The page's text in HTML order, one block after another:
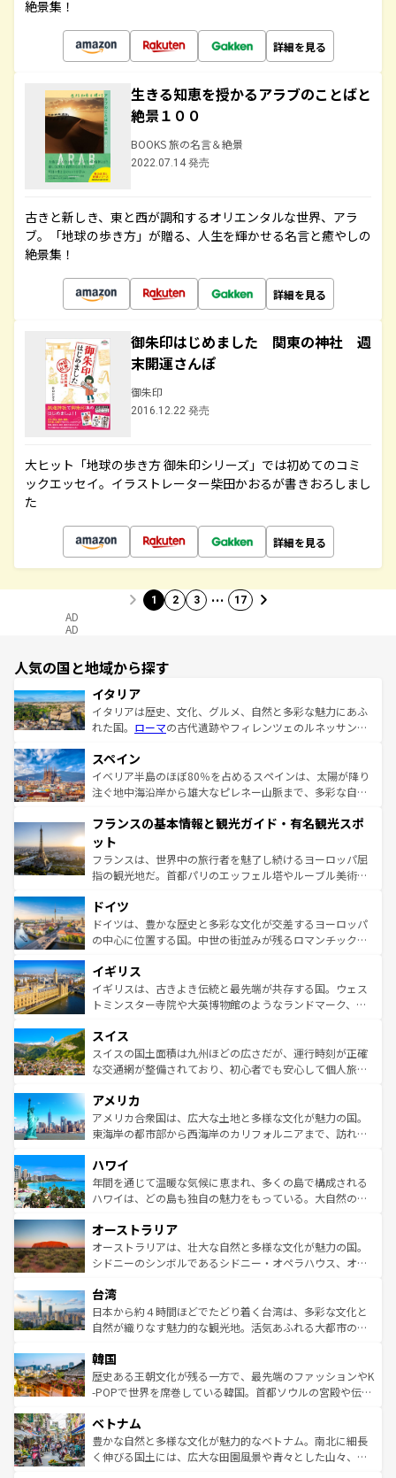
絶景集！
詳細を見る
生きる知恵を授かるアラブのことばと
絶景１００
BOOKS 旅の名言＆絶景
2022.07.14 発売
古きと新しき、東と西が調和するオリエンタルな世界、アラ
ブ。「地球の歩き方」が贈る、人生を輝かせる名言と癒やしの
絶景集！
詳細を見る
御朱印はじめました 関東の神社 週
末開運さんぽ
御朱印
2016.12.22 発売
大ヒット「地球の歩き方 御朱印シリーズ」では初めてのコミ
ックエッセイ。イラストレーター柴田かおるが書きおろしまし
た
詳細を見る
1 2 3 … 17
AD
AD
人気の国と地域から探す
イタリア
イタリアは歴史、文化、グルメ、自然と多彩な魅力にあふ
れた国。 ローマの古代遺跡やフィレンツェのルネッサンス
ろん、トスカーナの美しい田園風景やアマルフィ海岸の絶
景など、自然景観も見逃せない。観光の合間には、本場の
ピザやパスタなど、絶品のイタリア料理を堪能することも
ませてくれるイタリアで、忘れられない旅をしてみよう！
なお、新着のイタリア情報は
しい。
スペイン
イベリア半島のほぼ80％を占めるスペインは、太陽が降り
注ぐ地中海沿岸から雄大なピレネー山脈まで、多彩な自然
文化が根付くこの国では、情熱的なフラメンコ、熱気あふ
れる闘牛、そして美味しいタパスが生活の一部となってい
る。首都マドリードの洗練された雰囲気や、バルセロナの
アートに溢れた街角から、地方では古代ローマ遺跡や中世
せる。地方によって風土や気候が異なるスペインはその個
性で訪れる人を魅了する。 なお、新着のスペイン情報は コ
ンテンツ一覧を参照してほしい。
フランスの基本情報と観光ガイド・有名観光スポ
ット
フランスは、世界中の旅行者を魅了し続けるヨーロッパ屈
指の観光地だ。首都パリのエッフェル塔やルーブル美術館
で、幅広い魅力が詰まっている。華麗な宮殿、歴史的な大
聖堂、美しいビーチ、そして豊かな自然が、訪れる者を心
から魅了する。また、フランスは美食の国としても知ら
いる。シャンパンの発祥地であるランス、プロヴァンスの
香り高いラベンダー畑など、多彩な楽しみ方が可能だ。さ
らに、パリ以外の地域にも魅力が溢れており、どの街角に
れる地方に足を運ぶとそれぞれで全く異なる文化を体験で
きるだろう。 なお、新着のフランス情報はコンテンツ一覧
を参照してほしい。
ドイツ
ドイツは、豊かな歴史と多彩な文化が交差するヨーロッパ
の中心に位置する国。中世の街並みが残るロマンチック街
顔を持つこの国は、どこを歩いても飽きることがない。ベ
ルリンの文化的活気、バイエルン州のアルプスの絶景、そ
してライン川沿いのワイン畑といった風景は必見。ビール
は、お酒好きな人にはぜひ体験してほしい。 なお、新着の
ドイツ情報はコンテンツ一覧を参照してほしい。
イギリス
イギリスは、古きよき伝統と最先端が共存する国。ウェス
トミンスター寺院や大英博物館のようなランドマーク、歴
リアごとに異なる魅力がある。また、優雅なアフタヌーン
ティー、ビール好きにはたまらない英国パブ、サッカー観
戦など、本場だからこそできる体験も豊富。イギリスを旅
ンツ一覧を参照してほしい。
スイス
スイスの国土面積は九州ほどの広さだが、運行時刻が正確
な交通網が整備されており、初心者でも安心して個人旅行
の建物がそのまま残る町や、スイスならではのユニークな
博物館もあり、アルプス観光だけでなく町歩きも満喫する
ことができる。国民の所得が高いため物価も高いが、旅行
ば市内交通費無料で観光を楽しむこともできる。 なお、新
着のスイス情報はコンテンツ一覧 を参照してほしい。
アメリカ
アメリカ合衆国は、広大な土地と多様な文化が魅力の国。
東海岸の都市部から西海岸のカリフォルニアまで、訪れる
のような巨大都市は、観光、ショッピング、エンターテイ
ンメントが詰まった刺激的なスポットだ。一方、アメリカ
西部には大自然が広がり、グランドキャニオンやイエロー
部のニューオーリンズでは、音楽と美食が融合した独特の
文化が魅力。旅行者はアメリカの各地域で異なる魅力を楽
しみながら、その多様性と豊かな歴史を感じることができ
ならではの贅沢な旅のスタイルだ。 なお、新着のアメリカ
情報はコンテンツ一覧を参照してほしい。
ハワイ
年間を通じて温暖な気候に恵まれ、多くの島で構成される
ハワイは、どの島も独自の魅力をもっている。大自然の神
ワイ島は見逃せない。また、定番の観光地といえばオアフ
島だが、静かな自然を求めるならマウイ島やカウアイ島が
おすすめ。エメラルドグリーンに輝く海をはじめ、豊かな
れるおもてなしの心で訪れる人々を迎えてくれるハワイの
人々、おいしいローカルフードやハワイアンミュージッ
ク、伝統的なフラダンスなど、すべてがハワイの魅力を彩
ワイを、存分に味わってほしい。 なお、新着のハワイ情報
はコンテンツ一覧を参照してほしい。
オーストラリア
オーストラリアは、壮大な自然と多様な文化が魅力の国。
シドニーのシンボルであるシドニー・オペラハウス、オー
リアリーフや大陸中央部にそびえるウルル（エアーズロッ
ク）、タスマニアの美しい原生林やケアンズの熱帯雨林な
ど、見どころがたくさん。また、カフェやワイン、オージ
いる。アクティビティも充実しており、サーフィンやダイ
ビング、ハイキングなど、アウトドア好きにはたまらな
い。オーストラリアの多彩な魅力を存分に味わいつくそ
参照してほしい。
台湾
日本から約４時間ほどでたどり着く台湾は、多彩な文化と
自然が織りなす魅力的な観光地。活気あふれる大都市の台
ン）、静ひつな山岳地帯である台湾東部など、都市の喧騒
と山間の静けさが共存しており、訪れる人に新しい発見と
驚きをもたらしてくれる。また、奥深い台湾の食文化も魅
容にもいいと評判のスイーツなど、バラエティ豊かな料理
が味わえる。 なお、新着の台湾情報は コンテンツ一覧を参
照してほしい。
韓国
歴史ある王朝文化が残る一方で、最先端のファッションやK
-POPで世界を席巻している韓国。首都ソウルの宮殿や伝統
き、地方に足を延ばせば四季折々の自然美を楽しむことが
できる。そして、キムチや焼肉、絶品のストリートフード
まで、さまざまな韓国料理が待っている。夜には、韓国な
ベトナム
豊かな自然と多様な文化が魅力的なベトナム。南北に細長
く伸びる国土には、広大な田園風景や青々とした山々、世